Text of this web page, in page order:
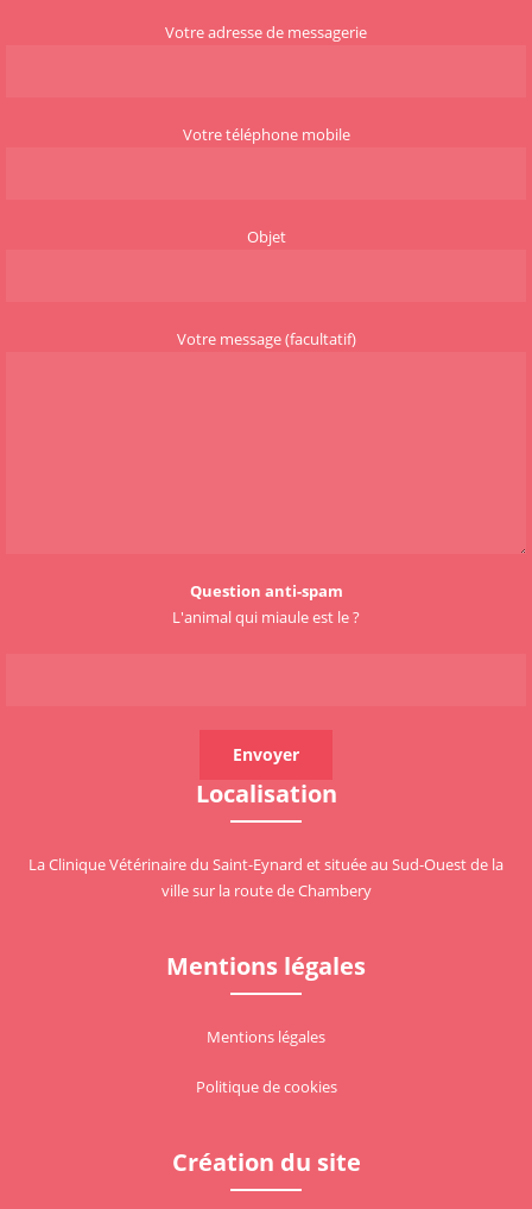
Votre adresse de messagerie
Votre téléphone mobile
Objet
Votre message (facultatif)
Question anti-spam
L'animal qui miaule est le ?
Localisation
La Clinique Vétérinaire du Saint-Eynard et située au Sud-Ouest de la
ville sur la route de Chambery
Mentions légales
Mentions légales
Politique de cookies
Création du site